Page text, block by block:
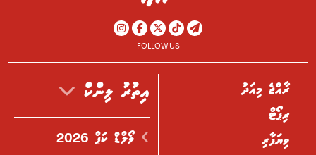
FOLLOW US
ރާއްޖެ މިއަދު
ރިޕޯޓް
ވިޔަފާރި
އިތުރު ލިންކް
ވޯލްޑް ކަޕް 2026